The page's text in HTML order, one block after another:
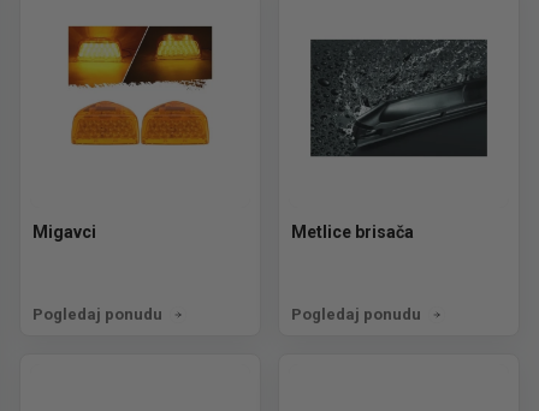
Migavci
Pogledaj ponudu
Metlice brisača
Pogledaj ponudu